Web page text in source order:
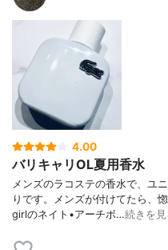
4.00
バリキャリOL夏用香水
メンズのラコステの香水で、ユ
りです。メンズが付けてたら、
girlのネイト•アーチボ…続きを見